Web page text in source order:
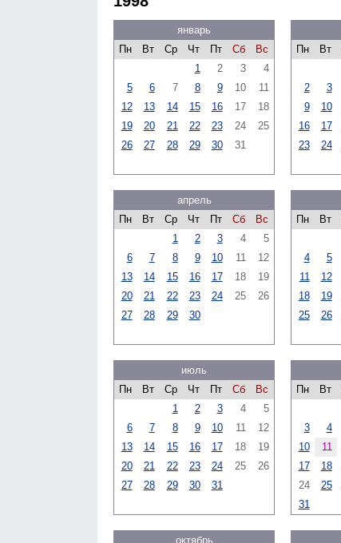
январь
Пн
Вт Ср Чт Пт Сб
Вс
1
2 3
4
5
6 7 8 9 10
11
12
13 14 15 16 17
18
19
20 21 22 23 24
25
26
27 28 29 30 31
Пн
Вт
2
3
9
10
16
17
23
24
апрель
Пн
Вт Ср Чт Пт Сб
Вс
1
2 3 4
5
6
7 8 9 10 11
12
13
14 15 16 17 18
19
20
21 22 23 24 25
26
27
28 29 30
Пн
Вт
4
5
11
12
18
19
25
26
июль
Пн
Вт Ср Чт Пт Сб
Вс
1
2 3 4
5
6
7 8 9 10 11
12
13
14 15 16 17 18
19
20
21 22 23 24 25
26
27
28 29 30 31
Пн
Вт
3
4
10
11
17
18
24
25
31
октябрь